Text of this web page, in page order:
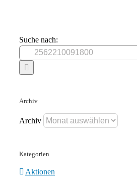
Suche nach:
Archiv
Archiv
Kategorien
Aktionen